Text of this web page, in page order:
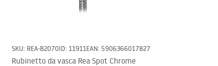
SKU: REA-B2070ID: 11911EAN: 5906366017827
Rubinetto da vasca Rea Spot Chrome